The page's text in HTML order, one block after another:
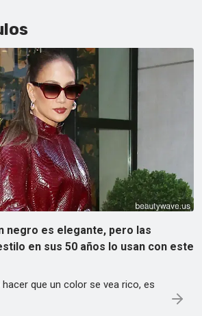
negro es elegante, pero las
en sus 50 años lo usan con este
que un color se vea rico, es